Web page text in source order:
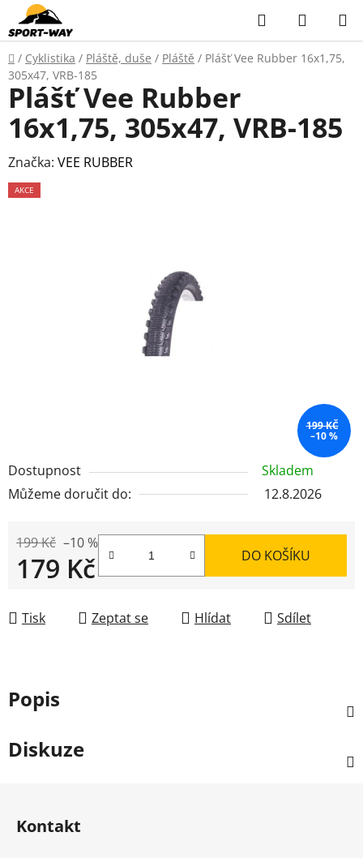
Přejít
na
obsah
Hledat
KOŠÍK
Domů
/ Cyklistika / Pláště, duše / Pláště / Plášť Vee Rubber 16x1,75,
305x47, VRB-185
Dostupnost
Skladem
Můžeme doručit do:
12.8.2026
199 Kč –10 %
179 Kč DO KOŠÍKU
Tisk Zeptat se Hlídat Sdílet
Plášť Vee Rubber
16x1,75, 305x47, VRB-185
Značka: VEE RUBBER
AKCE
199 KČ
–10 %
Popis
Diskuze
Kontakt